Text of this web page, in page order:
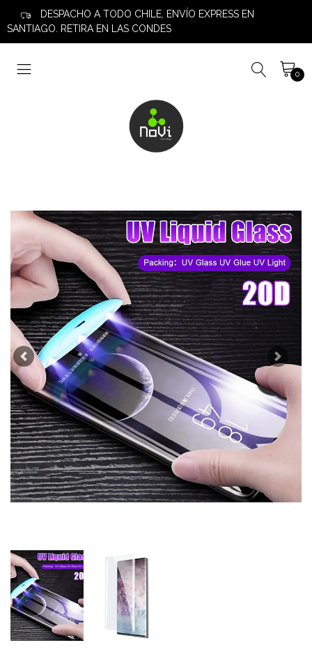
DESPACHO A TODO CHILE, ENVÍO EXPRESS EN
SANTIAGO. RETIRA EN LAS CONDES
0
Previous Next